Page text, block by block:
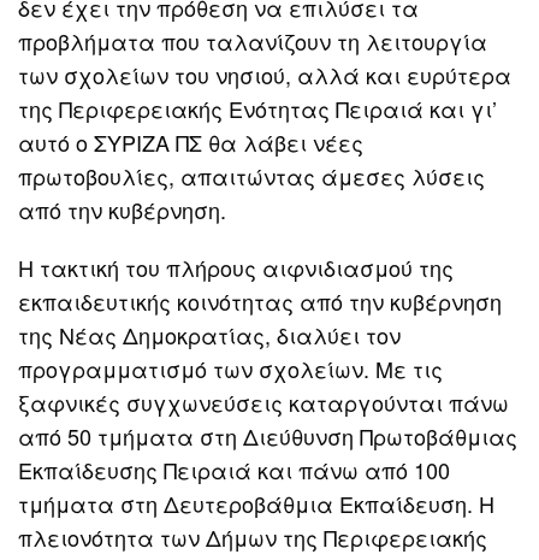
δεν έχει την πρόθεση να επιλύσει τα
προβλήματα που ταλανίζουν τη λειτουργία
των σχολείων του νησιού, αλλά και ευρύτερα
της Περιφερειακής Ενότητας Πειραιά και γι’
αυτό ο ΣΥΡΙΖΑ ΠΣ θα λάβει νέες
πρωτοβουλίες, απαιτώντας άμεσες λύσεις
από την κυβέρνηση.
Η τακτική του πλήρους αιφνιδιασμού της
εκπαιδευτικής κοινότητας από την κυβέρνηση
της Νέας Δημοκρατίας, διαλύει τον
προγραμματισμό των σχολείων. Με τις
ξαφνικές συγχωνεύσεις καταργούνται πάνω
από 50 τμήματα στη Διεύθυνση Πρωτοβάθμιας
Εκπαίδευσης Πειραιά και πάνω από 100
τμήματα στη Δευτεροβάθμια Εκπαίδευση. Η
πλειονότητα των Δήμων της Περιφερειακής